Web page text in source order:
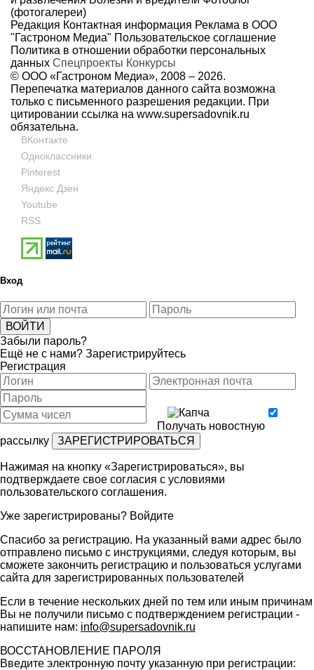
(фотогалереи)
Редакция Контактная информация Реклама в ООО
"Гастроном Медиа" Пользовательское соглашение
Политика в отношении обработки персональных
данных Спецпроекты Конкурсы
© ООО «Гастроном Медиа», 2008 – 2026.
Перепечатка материалов данного сайта возможна
только с письменного разрешения редакции. При
цитировании ссылка на www.supersadovnik.ru
обязательна.
ВКонтакте
Одноклассники
Pinterest
Яндекс Дзен
Youtube
RSS
Вход
Забыли пароль?
Ещё не с нами? Зарегистрируйтесь
Регистрация
Получать новостную
рассылку
Нажимая на кнопку «Зарегистрироваться», вы
подтверждаете свое согласия с условиями
пользовательского соглашения.
Уже зарегистрированы? Войдите
Спасибо за регистрацию. На указанный вами адрес было
отправлено письмо с инструкциями, следуя которым, вы
сможете закончить регистрацию и пользоваться услугами
сайта для зарегистрированных пользователей
Если в течение нескольких дней по тем или иным причинам
Вы не получили письмо с подтверждением регистрации -
напишите нам: info@supersadovnik.ru
ВОССТАНОВЛЕНИЕ ПАРОЛЯ
Введите электронную почту указанную при регистрации: